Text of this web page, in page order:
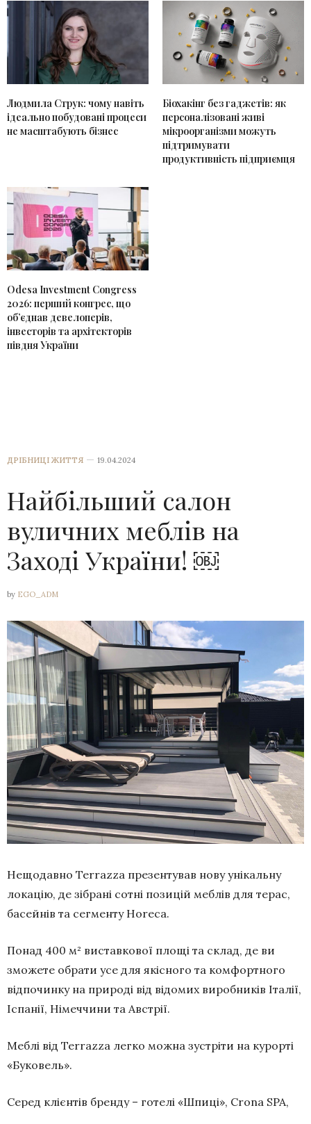
Людмила Струк: чому навіть
ідеально побудовані процеси
не масштабують бізнес
Біохакінг без гаджетів: як
персоналізовані живі
мікроорганізми можуть
підтримувати
продуктивність підприємця
Odesa Investment Congress
2026: перший конгрес, що
об’єднав девелоперів,
інвесторів та архітекторів
півдня України
ДРІБНИЦІ ЖИТТЯ 19.04.2024
Найбільший салон
вуличних меблів на
Заході України! ￼
by EGO_ADM
Нещодавно Terrazza презентував нову унікальну
локацію, де зібрані сотні позицій меблів для терас,
басейнів та сегменту Horeca.
Понад 400 м² виставкової площі та склад, де ви
зможете обрати усе для якісного та комфортного
відпочинку на природі від відомих виробників Італії,
Іспанії, Німеччини та Австрії.
Меблі від Terrazza легко можна зустріти на курорті
«Буковель».
Серед клієнтів бренду – готелі «Шпиці», Crona SPA,